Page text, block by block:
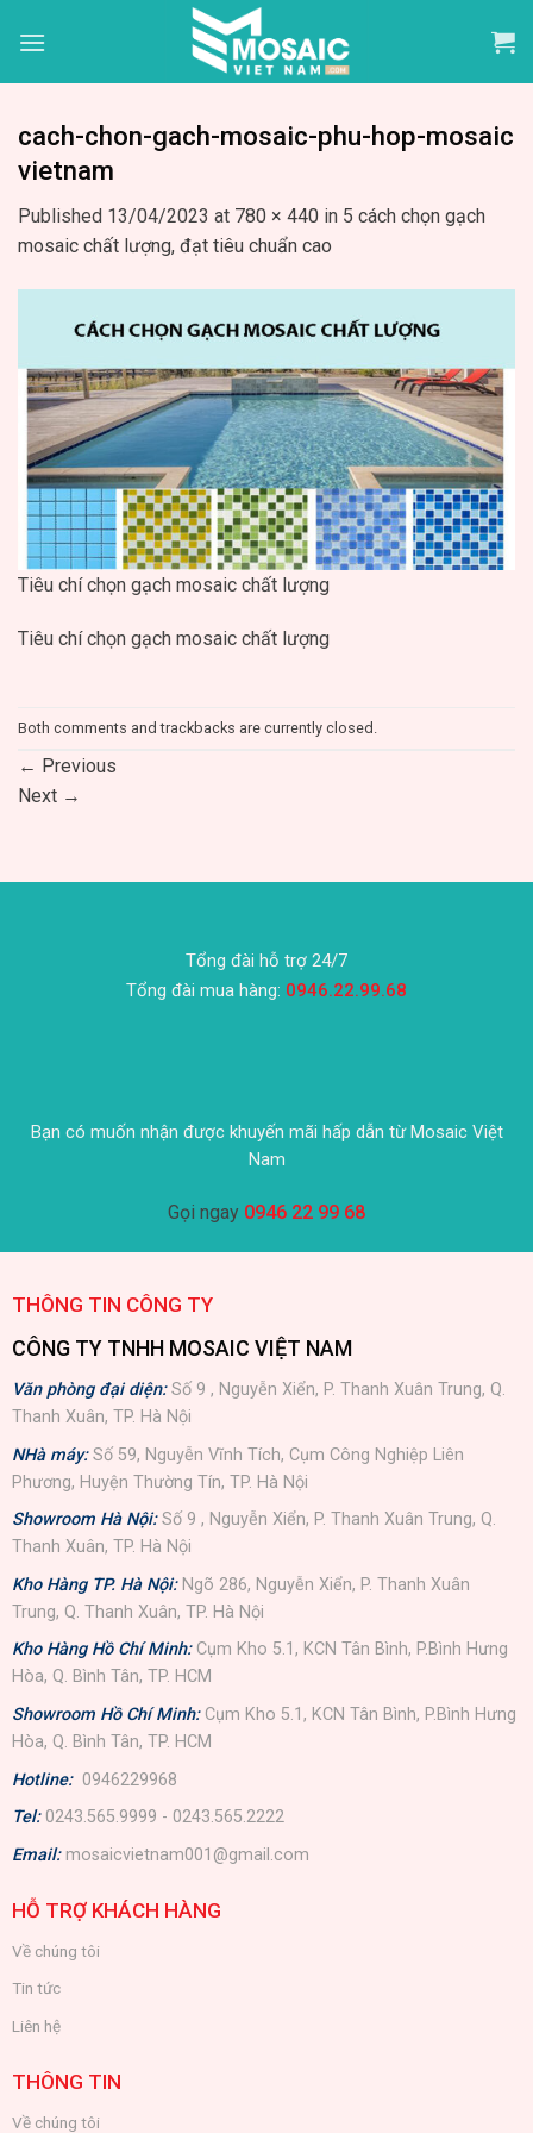
cach-chon-gach-mosaic-phu-hop-mosaic
vietnam
Published 13/04/2023 at 780 × 440 in 5 cách chọn gạch
mosaic chất lượng, đạt tiêu chuẩn cao
Tiêu chí chọn gạch mosaic chất lượng
Tiêu chí chọn gạch mosaic chất lượng
Both comments and trackbacks are currently closed.
← Previous
Next →
Tổng đài hỗ trợ 24/7
Tổng đài mua hàng: 0946.22.99.68
Bạn có muốn nhận được khuyến mãi hấp dẫn từ Mosaic Việt
Nam
Gọi ngay 0946 22 99 68
THÔNG TIN CÔNG TY
CÔNG TY TNHH MOSAIC VIỆT NAM
Văn phòng đại diện:Số 9 , Nguyễn Xiển, P. Thanh Xuân Trung, Q.
Thanh Xuân, TP. Hà Nội
NHà máy: Số 59, Nguyễn Vĩnh Tích, Cụm Công Nghiệp Liên
Phương, Huyện Thường Tín, TP. Hà Nội
Showroom Hà Nội: Số 9 , Nguyễn Xiển, P. Thanh Xuân Trung, Q.
Thanh Xuân, TP. Hà Nội
Kho Hàng TP. Hà Nội: Ngõ 286, Nguyễn Xiển, P. Thanh Xuân
Trung, Q. Thanh Xuân, TP. Hà Nội
Kho Hàng Hồ Chí Minh: Cụm Kho 5.1, KCN Tân Bình, P.Bình Hưng
Hòa, Q. Bình Tân, TP. HCM
Showroom Hồ Chí Minh: Cụm Kho 5.1, KCN Tân Bình, P.Bình Hưng
Hòa, Q. Bình Tân, TP. HCM
Hotline: 0946229968
Tel: 0243.565.9999 - 0243.565.2222
Email: mosaicvietnam001@gmail.com
HỖ TRỢ KHÁCH HÀNG
Về chúng tôi
Tin tức
Liên hệ
THÔNG TIN
Về chúng tôi